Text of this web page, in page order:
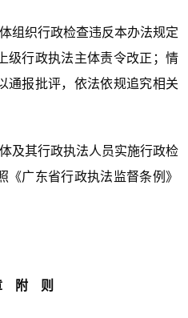
组织行政检查违反本办法规定
级行政执法主体责令改正；情
通报批评，依法依规追究相关
及其行政执法人员实施行政检
广东省行政执法监督条例》
附 则